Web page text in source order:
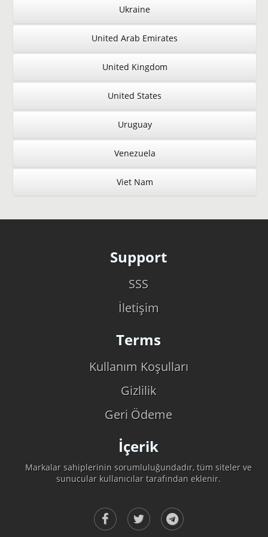
Ukraine
United Arab Emirates
United Kingdom
United States
Uruguay
Venezuela
Viet Nam
Support
SSS
İletişim
Terms
Kullanım Koşulları
Gizlilik
Geri Ödeme
İçerik
Markalar sahiplerinin sorumluluğundadır, tüm siteler ve
sunucular kullanıcılar tarafından eklenir.